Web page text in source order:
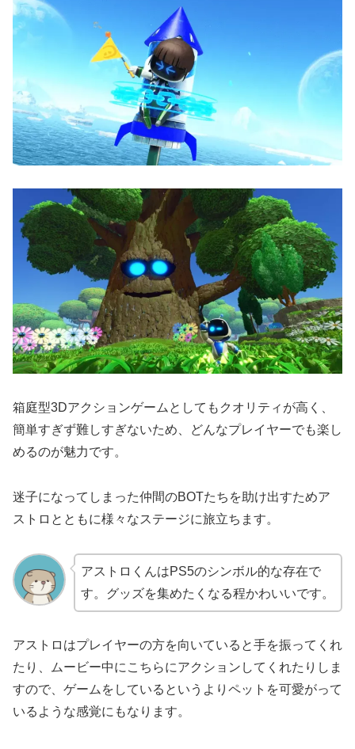
箱庭型3Dアクションゲームとしてもクオリティが高く、
簡単すぎず難しすぎないため、どんなプレイヤーでも楽し
めるのが魅力です。
迷子になってしまった仲間のBOTたちを助け出すためア
ストロとともに様々なステージに旅立ちます。
アストロくんはPS5のシンボル的な存在で
す。グッズを集めたくなる程かわいいです。
アストロはプレイヤーの方を向いていると手を振ってくれ
たり、ムービー中にこちらにアクションしてくれたりしま
すので、ゲームをしているというよりペットを可愛がって
いるような感覚にもなります。